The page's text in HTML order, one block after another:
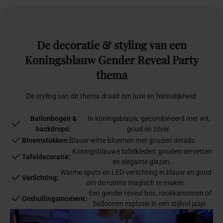
De decoratie & stylingvan een
Koningsblauw Gender Reveal Party
thema
De styling van dit thema draait om luxe en feestelijkheid:
Ballonbogen &
backdrops:
In koningsblauw, gecombineerd met wit,
goud en zilver.
Bloemstukken:Blauw-witte bloemen met gouden details.
Tafeldecoratie:
Koningsblauwe tafelkleden, gouden servetten
en elegante glazen.
Verlichting:
Warme spots en LED-verlichting in blauw en goud
om de ruimte magisch te maken.
Onthullingsmoment:
Een gender reveal box, rookkanonnen of
ballonnen explosie in een stijlvol jasje.